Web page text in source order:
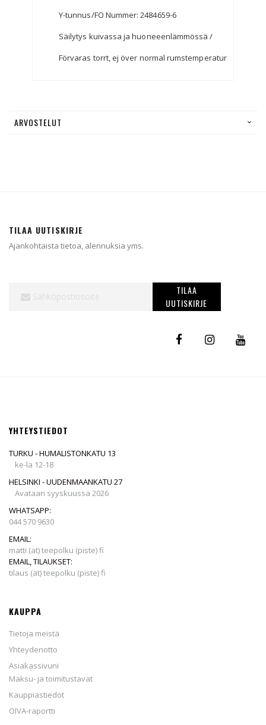
Y-tunnus/FO Nummer: 2484659-6
Säilytys kuivassa ja huoneeenlämmössä /
Förvaras torrt, ej över normal rumstemperatur
ARVOSTELUT
TILAA UUTISKIRJE
Ajankohtaista tietoa, alennuksia yms.
TILAA
UUTISKIRJE
YHTEYSTIEDOT
TURKU - HUMALISTONKATU 13
ke-la 12-18
HELSINKI - UUDENMAANKATU 27
Avataan syyskuussa 2026
WHATSAPP:
044 570 9630
EMAIL:
matti (at) teepolku (piste) fi
EMAIL, TILAUKSET:
tilaus (at) teepolku (piste) fi
KAUPPA
Tietoja meistä
Yhteydenotto
Asiakassivuni
Maksu- ja toimitustavat
Kauppiastiedot
OIVA-raportti